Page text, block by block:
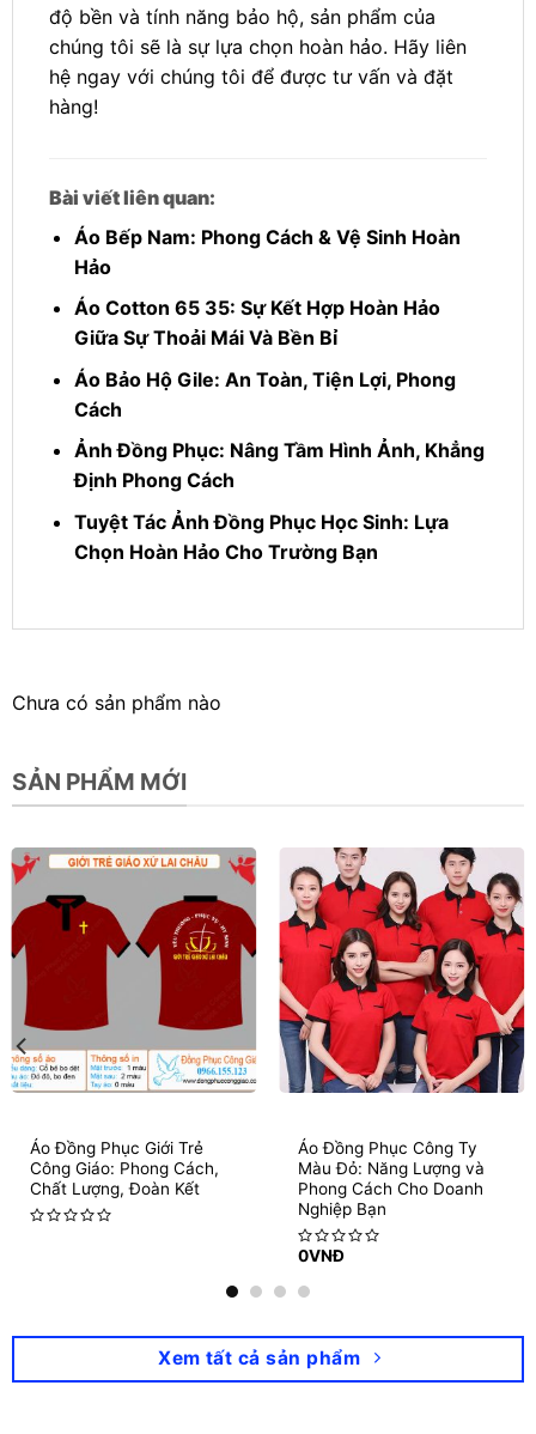
độ bền và tính năng bảo hộ, sản phẩm của
chúng tôi sẽ là sự lựa chọn hoàn hảo. Hãy liên
hệ ngay với chúng tôi để được tư vấn và đặt
hàng!
Bài viết liên quan:
Áo Bếp Nam: Phong Cách & Vệ Sinh Hoàn
Hảo
Áo Cotton 65 35: Sự Kết Hợp Hoàn Hảo
Giữa Sự Thoải Mái Và Bền Bỉ
Áo Bảo Hộ Gile: An Toàn, Tiện Lợi, Phong
Cách
Ảnh Đồng Phục: Nâng Tầm Hình Ảnh, Khẳng
Định Phong Cách
Tuyệt Tác Ảnh Đồng Phục Học Sinh: Lựa
Chọn Hoàn Hảo Cho Trường Bạn
Chưa có sản phẩm nào
SẢN PHẨM MỚI
Áo Đồng Phục Giới Trẻ
Công Giáo: Phong Cách,
Chất Lượng, Đoàn Kết
Áo Đồng Phục Công Ty
Màu Đỏ: Năng Lượng và
Phong Cách Cho Doanh
Nghiệp Bạn
Rated
0
out
5
0VNĐ
Xem tất cả sản phẩm